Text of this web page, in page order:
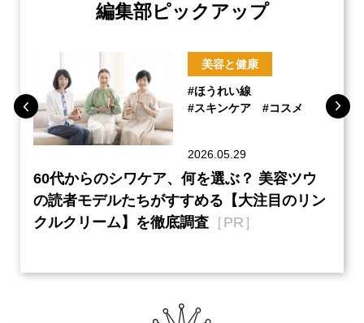
編集部ピックアップ
美容と健康
#ほうれい線
#スキンケア
#コスメ
2026.05.29
60代からのシワケア、何を選ぶ？ 美容ツウ
の読者モデルたちがすすめる【大注目のリン
クルクリーム】を徹底調査 ［PR］